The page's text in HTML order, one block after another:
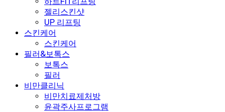
젤리스킨샷
UP 리프팅
스킨케어
스킨케어
필러&보톡스
보톡스
필러
비만클리닉
비만치료제처방
윤곽주사프로그램